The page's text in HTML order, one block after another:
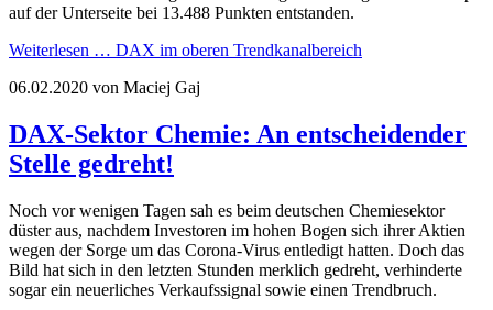
auf der Unterseite bei 13.488 Punkten entstanden.
Weiterlesen … DAX im oberen Trendkanalbereich
06.02.2020 von Maciej Gaj
DAX-Sektor Chemie: An entscheidender
Stelle gedreht!
Noch vor wenigen Tagen sah es beim deutschen Chemiesektor
düster aus, nachdem Investoren im hohen Bogen sich ihrer Aktien
wegen der Sorge um das Corona-Virus entledigt hatten. Doch das
Bild hat sich in den letzten Stunden merklich gedreht, verhinderte
sogar ein neuerliches Verkaufssignal sowie einen Trendbruch.